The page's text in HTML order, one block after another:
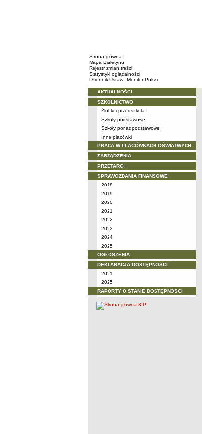
Strona główna
Mapa Biuletynu
Rejestr zmian treści
Statystyki oglądalności
Dziennik Ustaw
Monitor Polski
Menu
AKTUALNOŚCI
SZKOLNICTWO
Żłobki i przedszkola
Szkoły podstawowe
Szkoły ponadpodstawowe
Inne placówki
PRACA W PLACÓWKACH OŚWIATWYCH
ZARZĄDZENIA
PRZETARGI
SPRAWOZDANIA FINANSOWE
2018
2019
2020
2021
2022
2023
2024
2025
OGŁOSZENIA
DEKLARACJA DOSTĘPNOŚCI
2021
2025
RAPORTY O STANIE DOSTĘPNOŚCI